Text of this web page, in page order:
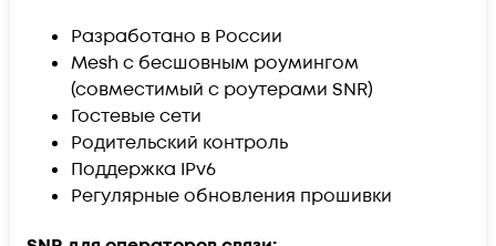
Разработано в России
Mesh с бесшовным роумингом
(совместимый с роутерами SNR)
Гостевые сети
Родительский контроль
Поддержка IPv6
Регулярные обновления прошивки